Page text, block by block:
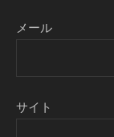
メール
サイト